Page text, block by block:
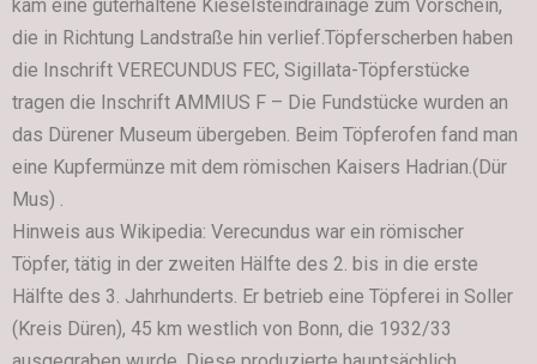
kam eine guterhaltene Kieselsteindrainage zum Vorschein,
die in Richtung Landstraße hin verlief.Töpferscherben haben
die Inschrift VERECUNDUS FEC, Sigillata-Töpferstücke
tragen die Inschrift AMMIUS F – Die Fundstücke wurden an
das Dürener Museum übergeben. Beim Töpferofen fand man
eine Kupfermünze mit dem römischen Kaisers Hadrian.(Dür
Mus) .
Hinweis aus Wikipedia: Verecundus war ein römischer
Töpfer, tätig in der zweiten Hälfte des 2. bis in die erste
Hälfte des 3. Jahrhunderts. Er betrieb eine Töpferei in Soller
(Kreis Düren), 45 km westlich von Bonn, die 1932/33